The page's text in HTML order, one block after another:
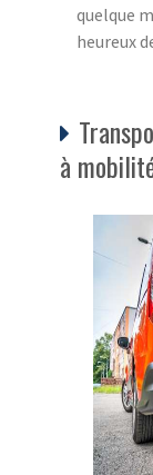
quelque
heureux
à